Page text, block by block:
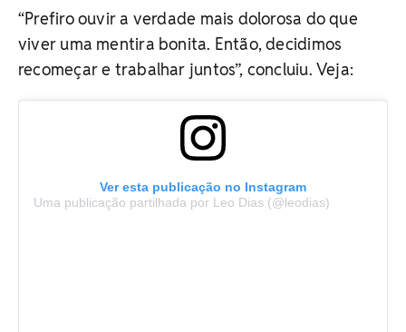
“Prefiro ouvir a verdade mais dolorosa do que
viver uma mentira bonita. Então, decidimos
recomeçar e trabalhar juntos”, concluiu. Veja:
Ver esta publicação no Instagram
Uma publicação partilhada por Leo Dias (@leodias)